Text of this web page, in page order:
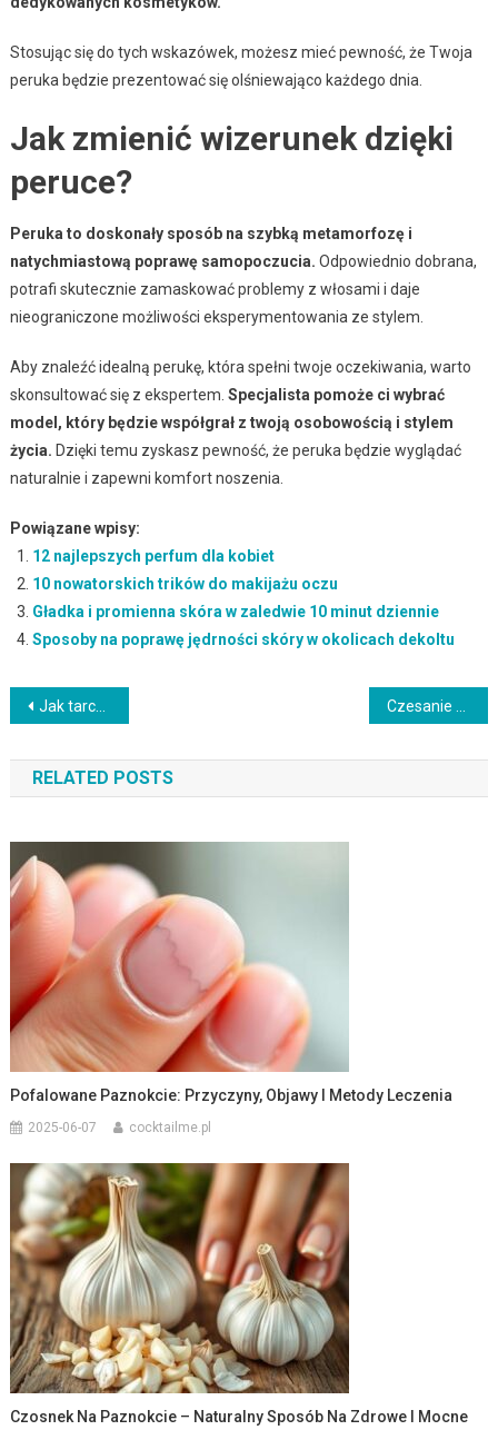
Stosując się do tych wskazówek, możesz mieć pewność, że Twoja
peruka będzie prezentować się olśniewająco każdego dnia.
Jak zmienić wizerunek dzięki
peruce?
Peruka to doskonały sposób na szybką metamorfozę i
natychmiastową poprawę samopoczucia. Odpowiednio dobrana,
potrafi skutecznie zamaskować problemy z włosami i daje
nieograniczone możliwości eksperymentowania ze stylem.
Aby znaleźć idealną perukę, która spełni twoje oczekiwania, warto
skonsultować się z ekspertem. Specjalista pomoże ci wybrać
model, który będzie współgrał z twoją osobowością i stylem
życia. Dzięki temu zyskasz pewność, że peruka będzie wyglądać
naturalnie i zapewni komfort noszenia.
Powiązane wpisy:
12 najlepszych perfum dla kobiet
10 nowatorskich trików do makijażu oczu
Gładka i promienna skóra w zaledwie 10 minut dziennie
Sposoby na poprawę jędrności skóry w okolicach dekoltu
Nawigacja
wpisu
Jak tarczyca wpływa na kondycję włosów i ich wypadanie?
RELATED POSTS
Pofalowane Paznokcie: Przyczyny, Objawy I Metody Leczenia
2025-06-07 cocktailme.pl
Czosnek Na Paznokcie – Naturalny Sposób Na Zdrowe I Mocne